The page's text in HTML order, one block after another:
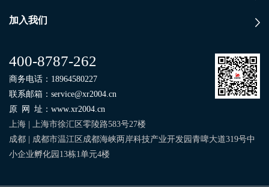
加入我们
400-8787-262
商务电话： 18964580227
联系邮箱： service@xr2004.cn
原网址： www.xr2004.cn
上海 | 上海市徐汇区零陵路583号27楼
成都 | 成都市温江区成都海峡两岸科技产业开发园青啤大道319号中
小企业孵化园13栋1单元4楼